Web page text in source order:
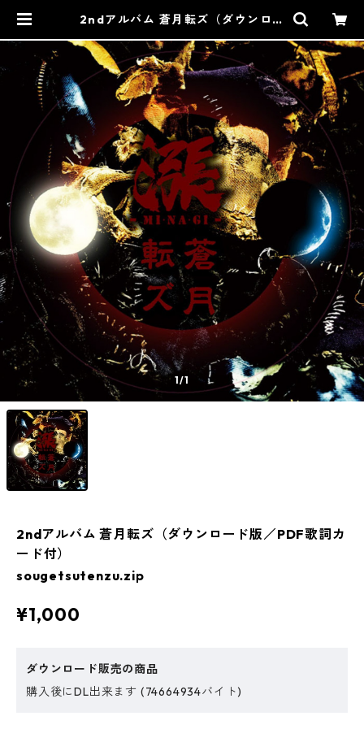
2ndアルバム 蒼月転ズ（ダウンロー
i758
1/1
2ndアルバム 蒼月転ズ（ダウンロード版／PDF歌詞カ
ード付）
sougetsutenzu.zip
¥1,000
ダウンロード販売の商品
購入後にDL出来ます (74664934バイト)